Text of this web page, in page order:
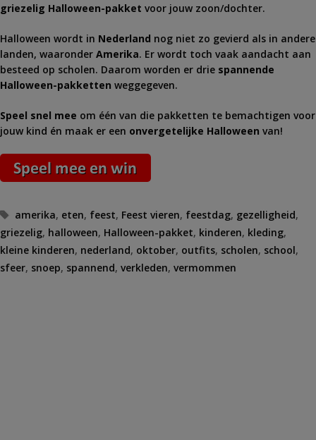
griezelig Halloween-pakket voor jouw zoon/dochter.
Halloween wordt in Nederland nog niet zo gevierd als in andere
landen, waaronder Amerika. Er wordt toch vaak aandacht aan
besteed op scholen. Daarom worden er drie spannende
Halloween-pakketten weggegeven.
Speel snel mee om één van die pakketten te bemachtigen voor
jouw kind én maak er een onvergetelijke Halloween van!
Tags
amerika, eten, feest, Feest vieren, feestdag, gezelligheid,
griezelig, halloween, Halloween-pakket, kinderen, kleding,
kleine kinderen, nederland, oktober, outfits, scholen, school,
sfeer, snoep, spannend, verkleden, vermommen